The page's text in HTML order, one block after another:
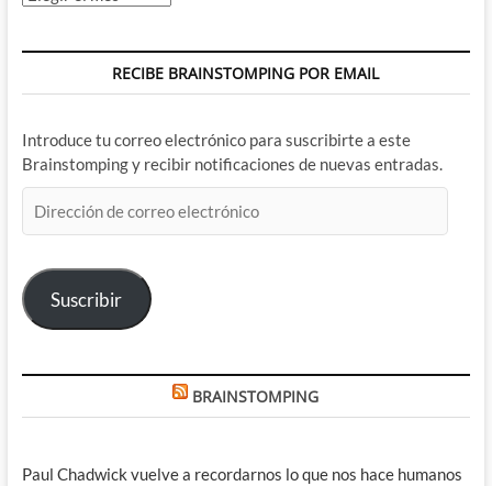
RECIBE BRAINSTOMPING POR EMAIL
Introduce tu correo electrónico para suscribirte a este
Brainstomping y recibir notificaciones de nuevas entradas.
de
electrónico
Suscribir
BRAINSTOMPING
Paul Chadwick vuelve a recordarnos lo que nos hace humanos